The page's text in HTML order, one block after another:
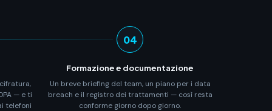
— e ti
telefoni
04
Formazione e documentazione
Un breve briefing del team, un piano per i data
breach e il registro dei trattamenti — così resta
conforme giorno dopo giorno.